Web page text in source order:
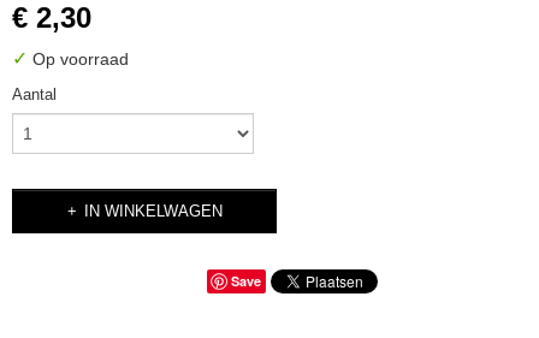
€ 2,30
✓ Op voorraad
Aantal
IN WINKELWAGEN
Save